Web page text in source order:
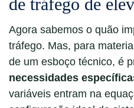
Agora sabemos o quão
tráfego. Mas, para
de um esboço técnico, é
necessidades
variáveis entram na